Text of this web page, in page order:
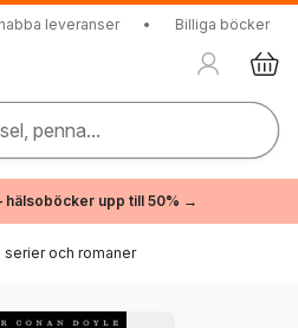
leveranser • Billiga böcker
penna...
hälsoböcker upp till 50% →
serier och romaner